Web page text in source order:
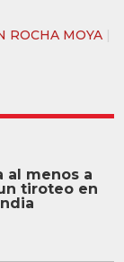
ROCHA MOYA |
al menos a
tiroteo en